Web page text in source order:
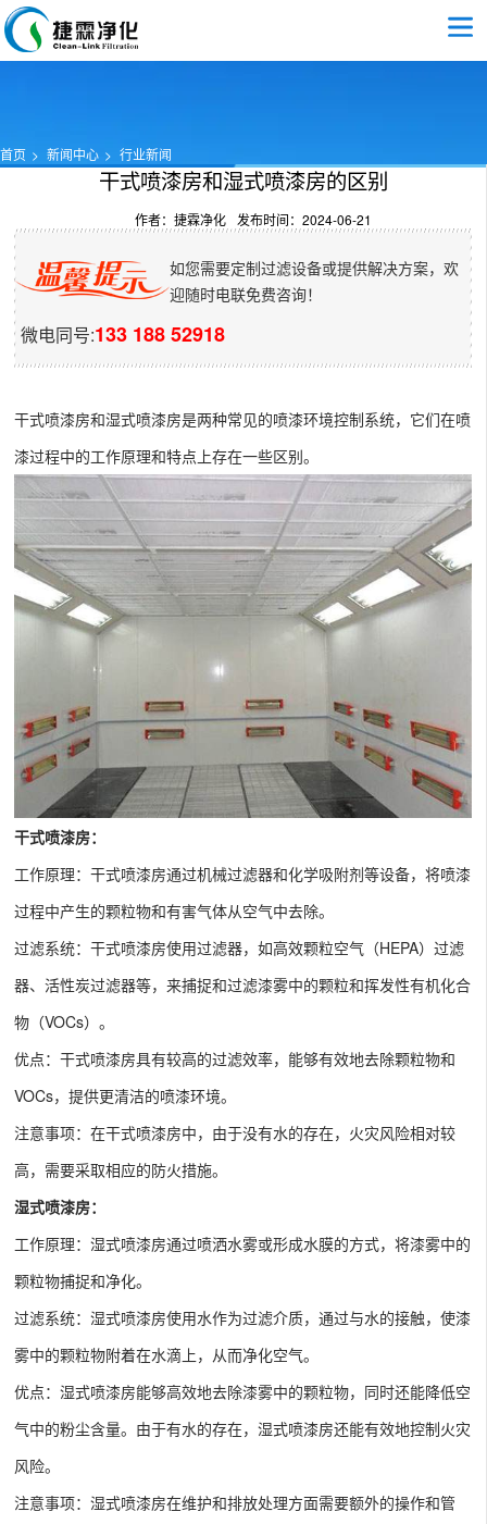
首页 新闻中心 行业新闻
干式喷漆房和湿式喷漆房的区别
作者：捷霖净化 发布时间：2024-06-21
如您需要定制过滤设备或提供解决方案，欢
迎随时电联免费咨询！
微电同号:133 188 52918
干式喷漆房和湿式喷漆房是两种常见的喷漆环境控制系统，它们在喷
漆过程中的工作原理和特点上存在一些区别。
干式喷漆房：
工作原理：干式喷漆房通过机械过滤器和化学吸附剂等设备，将喷漆
过程中产生的颗粒物和有害气体从空气中去除。
过滤系统：干式喷漆房使用过滤器，如高效颗粒空气（HEPA）过滤
器、活性炭过滤器等，来捕捉和过滤漆雾中的颗粒和挥发性有机化合
物（VOCs）。
优点：干式喷漆房具有较高的过滤效率，能够有效地去除颗粒物和
VOCs，提供更清洁的喷漆环境。
注意事项：在干式喷漆房中，由于没有水的存在，火灾风险相对较
高，需要采取相应的防火措施。
湿式喷漆房：
工作原理：湿式喷漆房通过喷洒水雾或形成水膜的方式，将漆雾中的
颗粒物捕捉和净化。
过滤系统：湿式喷漆房使用水作为过滤介质，通过与水的接触，使漆
雾中的颗粒物附着在水滴上，从而净化空气。
优点：湿式喷漆房能够高效地去除漆雾中的颗粒物，同时还能降低空
气中的粉尘含量。由于有水的存在，湿式喷漆房还能有效地控制火灾
风险。
注意事项：湿式喷漆房在维护和排放处理方面需要额外的操作和管